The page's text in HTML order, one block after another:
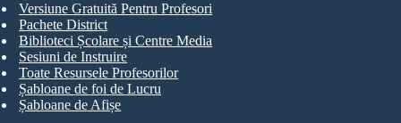
Versiune Gratuită Pentru Profesori
Pachete District
Biblioteci Școlare și Centre Media
Sesiuni de Instruire
Toate Resursele Profesorilor
Șabloane de foi de Lucru
Șabloane de Afișe